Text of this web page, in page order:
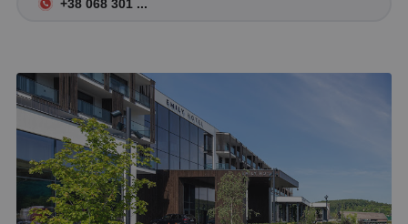
+38 068 301 ...